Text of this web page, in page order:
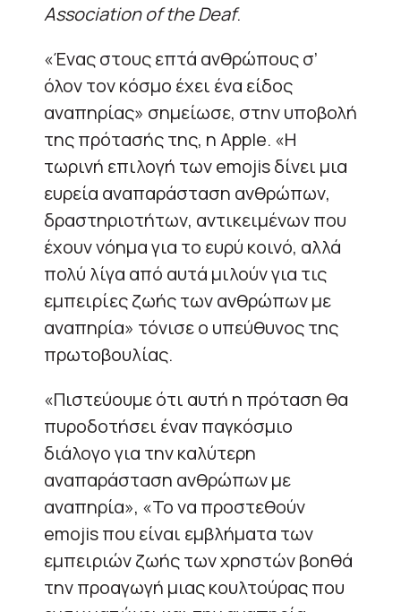
Association of the Deaf.
«Ένας στους επτά ανθρώπους σ’
όλον τον κόσμο έχει ένα είδος
αναπηρίας» σημείωσε, στην υποβολή
της πρότασής της, η Apple. «Η
τωρινή επιλογή των emojis δίνει μια
ευρεία αναπαράσταση ανθρώπων,
δραστηριοτήτων, αντικειμένων που
έχουν νόημα για το ευρύ κοινό, αλλά
πολύ λίγα από αυτά μιλούν για τις
εμπειρίες ζωής των ανθρώπων με
αναπηρία» τόνισε ο υπεύθυνος της
πρωτοβουλίας.
«Πιστεύουμε ότι αυτή η πρόταση θα
πυροδοτήσει έναν παγκόσμιο
διάλογο για την καλύτερη
αναπαράσταση ανθρώπων με
αναπηρία», «Το να προστεθούν
emojis που είναι εμβλήματα των
εμπειριών ζωής των χρηστών βοηθά
την προαγωγή μιας κουλτούρας που